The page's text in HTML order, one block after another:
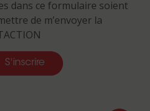
dans ce formulaire soient
de m’envoyer la
S'inscrire